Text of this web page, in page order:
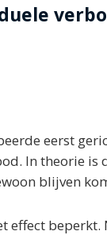
eerst
In theorie
blijven
effect beperkt.